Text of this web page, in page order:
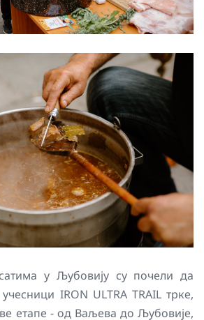
у Љубовију су почели да
IRON ULTRA TRAIL трке,
етапе - од Ваљева до Љубовије,